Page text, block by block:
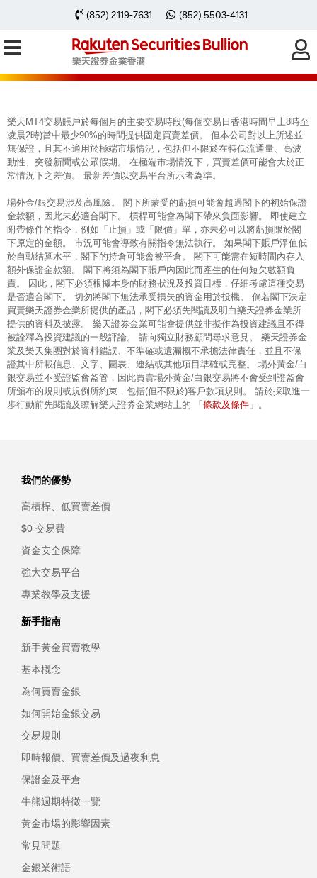
(852) 2119-7631 (852) 5503-4131
每周黃金分析 20240318
樂天MT4交易賬戶於每個月的主要交易時段(每個交易日香港時間早上8時至
凌晨2時)當中最少90%的時間提供固定買賣差價。 但本公司對以上所述並
無保證，且其不適用於極端市場情況，包括但不限於在特低流通量、高波
動性、突發新聞或公眾假期。 在極端市場情況下，買賣差價可能會大於正
常情況下之差價。 最新差價以交易平台所示者為準。
場外金/銀交易涉及高風險。 閣下所蒙受的虧損可能會超過閣下的初始保證
金款額，因此未必適合閣下。 槓桿可能會為閣下帶來負面影響。 即使建立
附帶條件的指令，例如「止損」或「限價」單，亦未必可以將虧損限於閣
下原定的金額。 市況可能會導致有關指令無法執行。 如果閣下賬戶淨值低
於自動結算水平，閣下的持倉可能會被平倉。 閣下可能需在短時間內存入
額外保證金款額。 閣下將須為閣下賬戶內因此而產生的任何短欠數額負
責。 因此，閣下必須根據本身的財務狀況及投資目標，仔細考慮這種交易
是否適合閣下。 切勿將閣下無法承受損失的資金用於投機。 倘若閣下決定
買賣樂天證券金業所提供的產品，閣下必須先閱讀及明白樂天證券金業所
提供的資料及披露。 樂天證券金業可能會提供並非擬作為投資建議且不得
被詮釋為投資建議的一般評論。 請向獨立財務顧問尋求意見。 樂天證券金
業及樂天集團對於資料錯誤、不準確或遺漏概不承擔法律責任，並且不保
證其中所載信息、文字、圖表、連結或其他項目準確或完整。 場外黃金/白
銀交易並不受證監會監管，因此買賣場外黃金/白銀交易將不會受到證監會
所頒布的規則或規例所約束，包括(但不限於)客戶款項規則。 請於採取進一
步行動前先閱讀及瞭解樂天證券金業網站上的 「 條款及條件 」。
我們的優勢
高槓桿、低買賣差價
$0 交易費
資金安全保障
強大交易平台
專業教學及支援
新手指南
新手黃金買賣教學
基本概念
為何買賣金銀
如何開始金銀交易
交易規則
即時報價、買賣差價及過夜利息
保證金及平倉
牛熊週期特徵一覽
黃金市場的影響因素
常見問題
金銀業術語